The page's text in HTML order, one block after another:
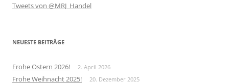
Tweets von @MRJ_Handel
NEUESTE BEITRÄGE
Frohe Ostern 2026! 2. April 2026
Frohe Weihnacht 2025! 20. Dezember 2025